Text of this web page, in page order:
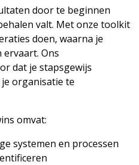
door te beginnen
valt. Met onze toolkit
doen, waarna je
ervaart. Ons
dat je stapsgewijs
organisatie te
omvat:
systemen en processen